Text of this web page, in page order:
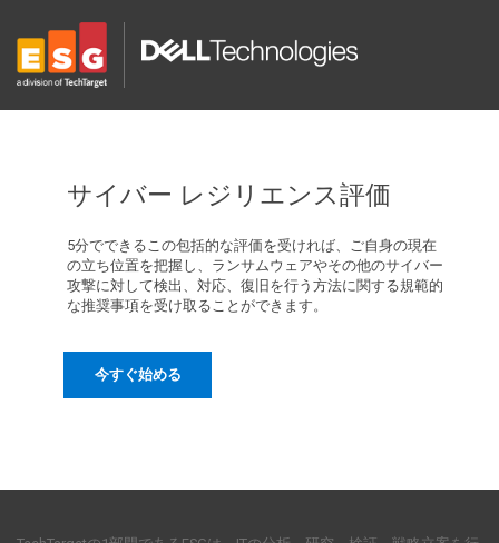
サイバー レジリエンス評価
5分でできるこの包括的な評価を受ければ、ご自身の現在
の立ち位置を把握し、ランサムウェアやその他のサイバー
攻撃に対して検出、対応、復旧を行う方法に関する規範的
な推奨事項を受け取ることができます。
今すぐ始める